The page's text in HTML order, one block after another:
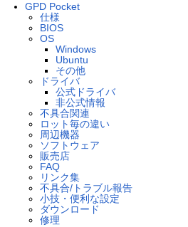
GPD Pocket
仕様
BIOS
OS
Windows
Ubuntu
その他
ドライバ
公式ドライバ
非公式情報
不具合関連
ロット毎の違い
周辺機器
ソフトウェア
販売店
FAQ
リンク集
不具合/トラブル報告
小技・便利な設定
ダウンロード
修理